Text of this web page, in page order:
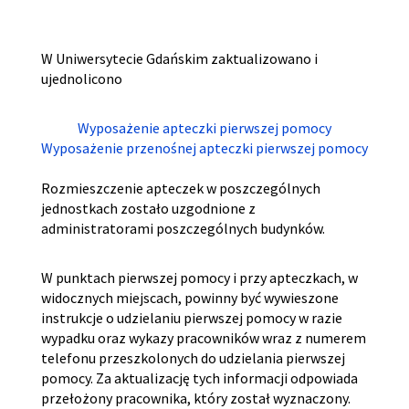
W Uniwersytecie Gdańskim zaktualizowano i
ujednolicono
Wyposażenie apteczki pierwszej pomocy
Wyposażenie przenośnej apteczki pierwszej pomocy
Rozmieszczenie apteczek w poszczególnych
jednostkach zostało uzgodnione z
administratorami poszczególnych budynków.
W punktach pierwszej pomocy i przy apteczkach, w
widocznych miejscach, powinny być wywieszone
instrukcje o udzielaniu pierwszej pomocy w razie
wypadku oraz wykazy pracowników wraz z numerem
telefonu przeszkolonych do udzielania pierwszej
pomocy. Za aktualizację tych informacji odpowiada
przełożony pracownika, który został wyznaczony.